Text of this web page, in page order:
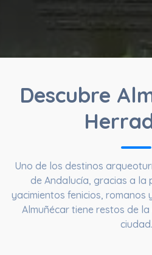
Descubre
Uno de los destinos
de Andalucía, gracias a la
yacimientos fenicios, romanos
Almuñécar tiene restos de
ciudad.